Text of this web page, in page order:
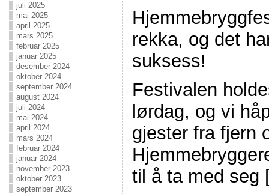
juli 2025
mai 2025
april 2025
mars 2025
februar 2025
januar 2025
desember 2024
oktober 2024
september 2024
august 2024
juli 2024
mai 2024
april 2024
mars 2024
februar 2024
januar 2024
november 2023
oktober 2023
september 2023
rekka, og det
suksess!
Festivalen
lørdag, og vi
gjester fra fjern
til å ta med